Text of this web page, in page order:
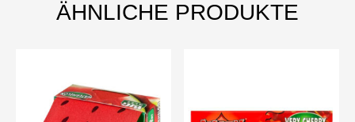
ÄHNLICHE PRODUKTE